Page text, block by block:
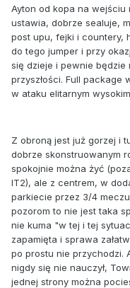
Ayton od kopa na
ustawia, dobrze sealuje,
post upu, fejki i countery,
do tego jumper i przy
się dzieje i pewnie
przyszłości. Full package
w ataku elitarnym
Z obroną jest już gorzej i
dobrze skonstruowanym
spokojnie można żyć
IT2), ale z centrem, w
parkiecie przez 3/4
pozorom to nie jest taka
nie kuma "w tej i tej
zapamięta i sprawa
po prostu nie przychodzi.
nigdy się nie nauczył,
jednej strony można